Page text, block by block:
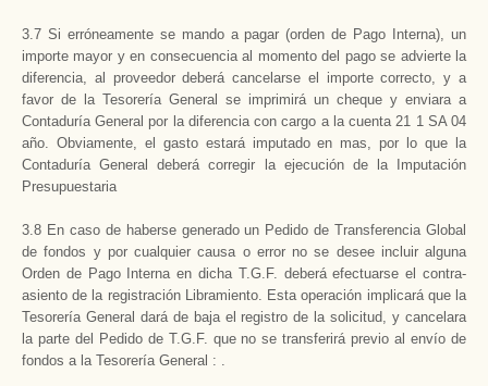
3.7 Si erróneamente se mando a pagar (orden de Pago Interna), un
importe mayor y en consecuencia al momento del pago se advierte la
diferencia, al proveedor deberá cancelarse el importe correcto, y a
favor de la Tesorería General se imprimirá un cheque y enviara a
Contaduría General por la diferencia con cargo a la cuenta 21 1 SA 04
año. Obviamente, el gasto estará imputado en mas, por lo que la
Contaduría General deberá corregir la ejecución de la Imputación
Presupuestaria
3.8 En caso de haberse generado un Pedido de Transferencia Global
de fondos y por cualquier causa o error no se desee incluir alguna
Orden de Pago Interna en dicha T.G.F. deberá efectuarse el contra-
asiento de la registración Libramiento. Esta operación implicará que la
Tesorería General dará de baja el registro de la solicitud, y cancelara
la parte del Pedido de T.G.F. que no se transferirá previo al envío de
fondos a la Tesorería General : .